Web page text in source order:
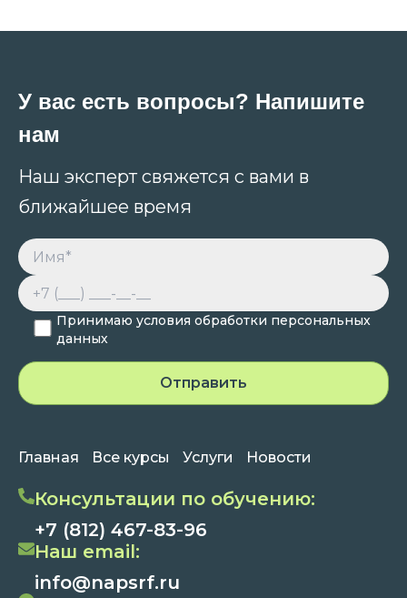
У вас есть вопросы? Напишите
нам
Наш эксперт свяжется с вами в
ближайшее время
Принимаю условия обработки персональных
данных
Главная Все курсы Услуги Новости
Консультации по обучению:
+7 (812) 467-83-96
Наш email:
info@napsrf.ru